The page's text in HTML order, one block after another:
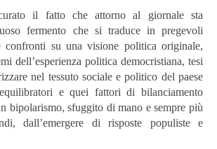
il fatto che attorno al giornale sta
fermento che si traduce in pregevoli
confronti su una visione politica originale,
dell’esperienza politica democristiana, tesi
nel tessuto sociale e politico del paese
e quei fattori di bilanciamento
bipolarismo, sfuggito di mano e sempre più
dall’emergere di risposte populiste e